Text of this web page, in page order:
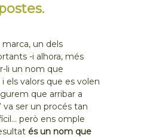
un dels
-i alhora, més
li un nom que
els valors que es volen
que arribar a
va ser un procés tan
però ens omple
és un nom que